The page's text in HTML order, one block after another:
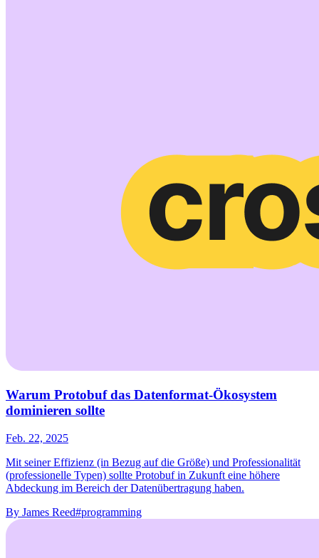
Warum Protobuf das Datenformat-Ökosystem
dominieren sollte
Feb. 22, 2025
Mit seiner Effizienz (in Bezug auf die Größe) und Professionalität
(professionelle Typen) sollte Protobuf in Zukunft eine höhere
Abdeckung im Bereich der Datenübertragung haben.
By James Reed#programming